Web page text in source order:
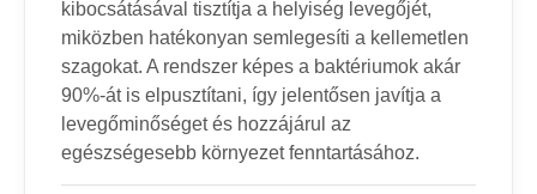
kibocsátásával tisztítja a helyiség levegőjét,
miközben hatékonyan semlegesíti a kellemetlen
szagokat. A rendszer képes a baktériumok akár
90%-át is elpusztítani, így jelentősen javítja a
levegőminőséget és hozzájárul az
egészségesebb környezet fenntartásához.